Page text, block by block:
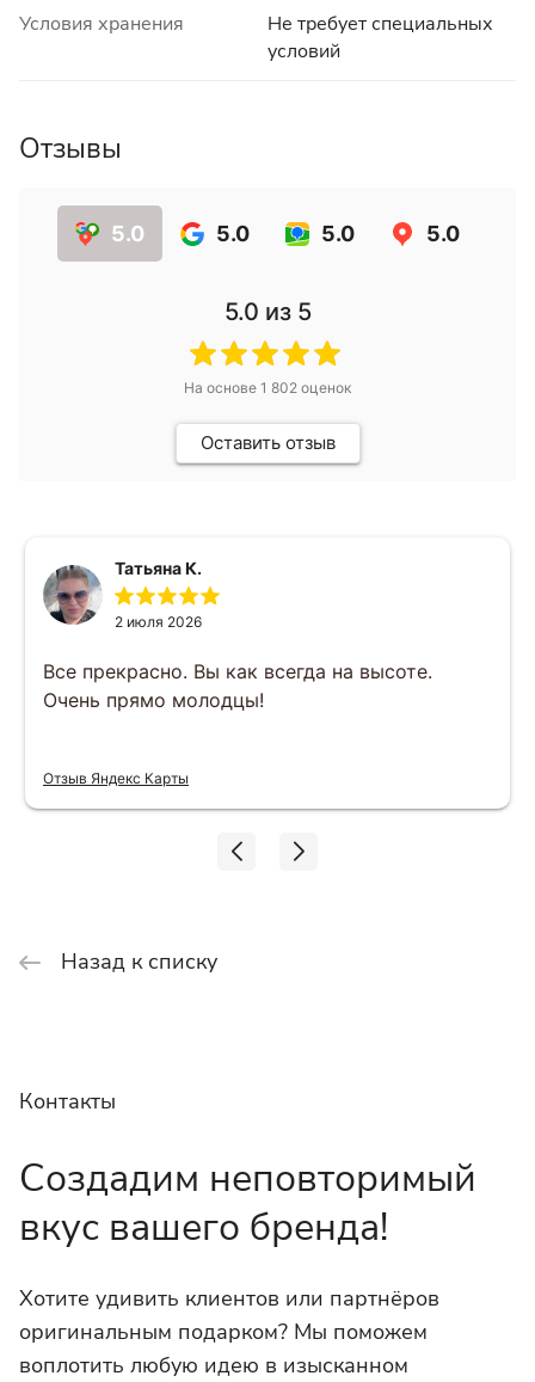
Условия хранения
Не требует специальных
условий
Отзывы
5.0 5.0 5.0 5.0
5.0 из 5
На основе 1 802 оценок
Оставить отзыв
Татьяна К.
2 июля 2026
Все прекрасно. Вы как всегда на высоте.
Очень прямо молодцы!
Отзыв Яндекс Карты
Назад к списку
Контакты
Создадим неповторимый
вкус вашего бренда!
Хотите удивить клиентов или партнёров
оригинальным подарком? Мы поможем
воплотить любую идею в изысканном